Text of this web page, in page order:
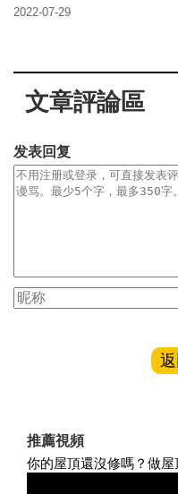
2022-07-29
文章評論區
发表回复
推薦視頻
你的屋頂還沒修嗎？做